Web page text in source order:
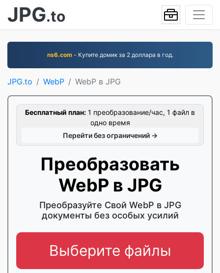
JPG.to
ns6.com- Купите домик за 2 доллара в год.
JPG.to WebP WebP в JPG
Бесплатный план: 1 преобразование/час, 1 файл в
одно время
Перейти без ограничений →
Преобразовать
WebP в JPG
Преобразуйте Свой WebP в JPG
документы без особых усилий
Выберите файлы